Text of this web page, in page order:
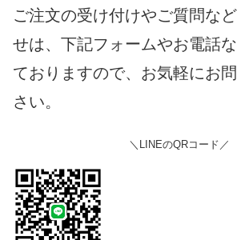
ご注文の受け付けやご質問な
せは、下記フォームやお電話
ておりますので、お気軽にお
さい。
＼LINEのQRコード／